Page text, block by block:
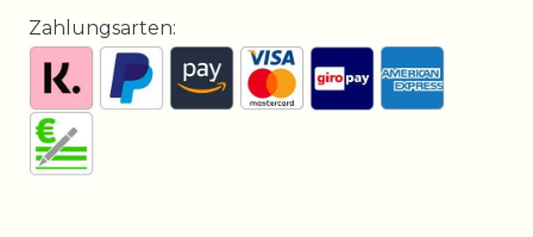
Zahlungsarten: